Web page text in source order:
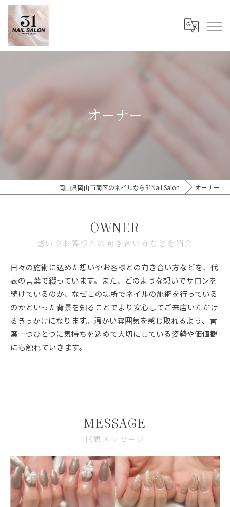
オーナー
岡山県岡山市南区のネイルなら31Nail Salon オーナー
想いやお客様との向き合い方などを紹介
OWNER
日々の施術に込めた想いやお客様との向き合い方などを、代
表の言葉で綴っています。また、どのような想いでサロンを
続けているのか、なぜこの場所でネイルの施術を行っている
のかといった背景を知ることでより安心してご来店いただけ
るきっかけになります。温かい雰囲気を感じ取れるよう、言
葉一つひとつに気持ちを込めて大切にしている姿勢や価値観
にも触れていきます。
代表メッセージ
MESSAGE